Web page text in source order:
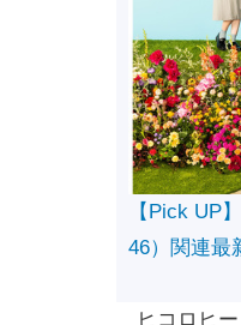
【Pick UP
46）関連最
ヒコロヒー